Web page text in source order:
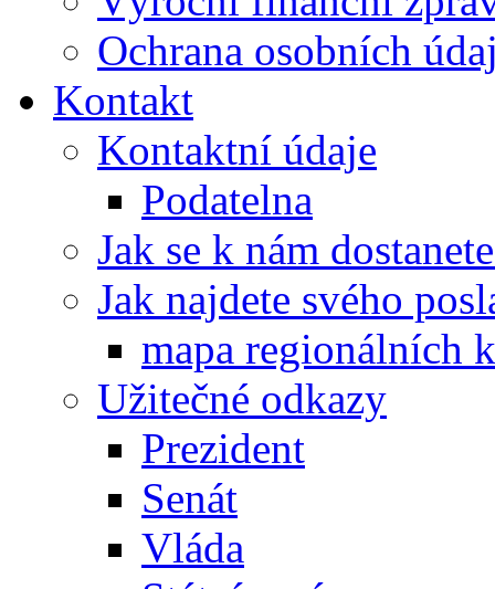
Ochrana osobních
Kontakt
Kontaktní údaje
Podatelna
Jak se k nám
Jak najdete svého
mapa regionálních
Užitečné odkazy
Prezident
Senát
Vláda